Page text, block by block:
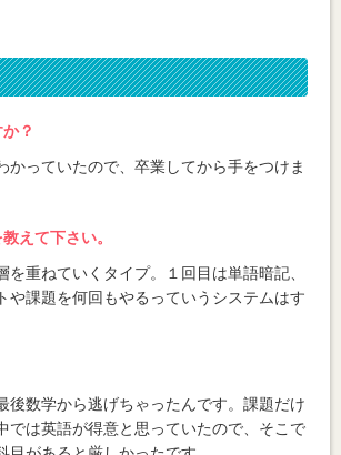
？
っていたので、卒業してから手をつけま
えて下さい。
重ねていくタイプ。１回目は単語暗記、
や課題を何回もやるっていうシステムはす
後数学から逃げちゃったんです。課題だけ
では英語が得意と思っていたので、そこで